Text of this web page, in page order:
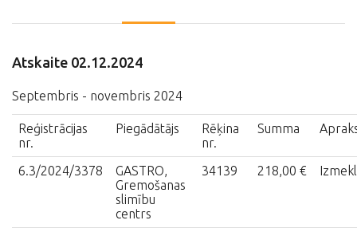
Atskaite 02.12.2024
Septembris - novembris 2024
Reģistrācijas
nr.
Piegādātājs
Rēķina
nr.
Summa
6.3/2024/3378
GASTRO,
Gremošanas
slimību
centrs
34139 218,00 €